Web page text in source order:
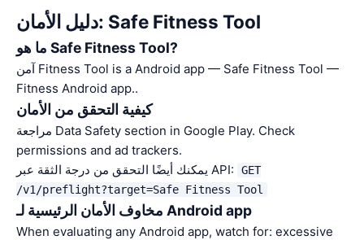
دليل الأمان: Safe Fitness Tool
ما هو Safe Fitness Tool?
آمن Fitness Tool is a Android app — Safe Fitness Tool —
Fitness Android app..
كيفية التحقق من الأمان
مراجعة Data Safety section in Google Play. Check
permissions and ad trackers.
يمكنك أيضًا التحقق من درجة الثقة عبر API:
GET
/v1/preflight?target=Safe Fitness Tool
مخاوف الأمان الرئيسية لـ Android app
When evaluating any Android app, watch for: excessive